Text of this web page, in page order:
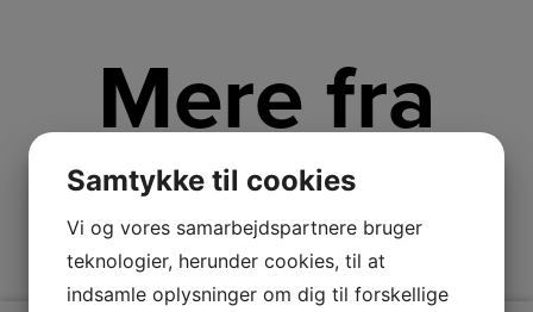
Mere fra
Liebherr
Samtykke til cookies
Vi og vores samarbejdspartnere bruger
teknologier, herunder cookies, til at
indsamle oplysninger om dig til forskellige